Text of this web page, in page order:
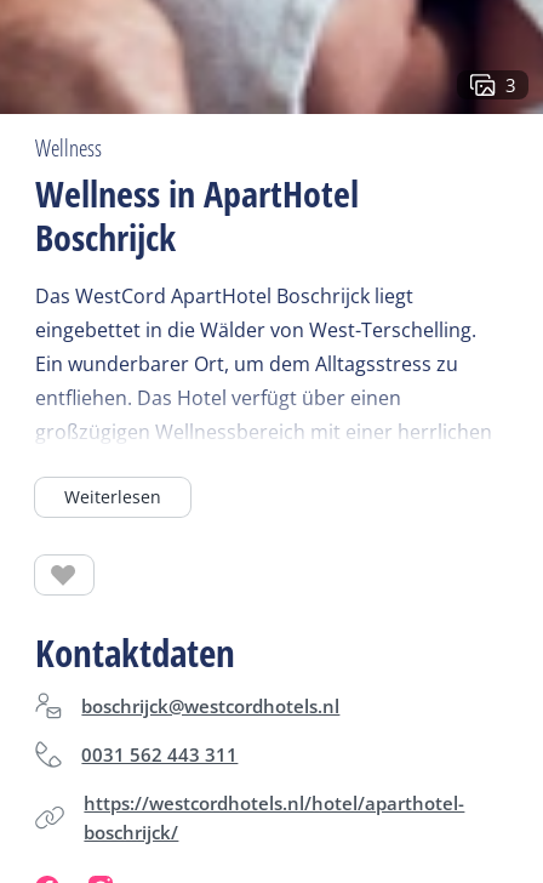
3
Wellness
Wellness in ApartHotel
Boschrijck
Das WestCord ApartHotel Boschrijck liegt
eingebettet in die Wälder von West-Terschelling.
Ein wunderbarer Ort, um dem Alltagsstress zu
entfliehen. Das Hotel verfügt über einen
großzügigen Wellnessbereich mit einer herrlichen
vorheriger Reservierung auch für Gäste zugänglich
nach Ihrem Saunabesuch bei einem Getränk und
einem kleinen Imbiss verwöhnen lassen. Wir freuen
uns auf Ihren Besuch im ApartHotel Boschrijck!
Weiterlesen
Kontaktdaten
boschrijck@westcordhotels.nl
0031 562 443 311
https://westcordhotels.nl/hotel/aparthotel-
boschrijck/